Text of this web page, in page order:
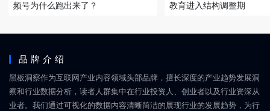
频号为什么跑出来了？
教育进入结构调整期
品牌介绍
黑板洞察作为互联网产业内容领域头部品牌，擅长深度的产业趋势发展洞
察和行业数据分析，读者人群集中在行业投资人、创业者以及行业资深从
业者。我们通过可视化的数据内容清晰简洁的展现行业的发展趋势，为行